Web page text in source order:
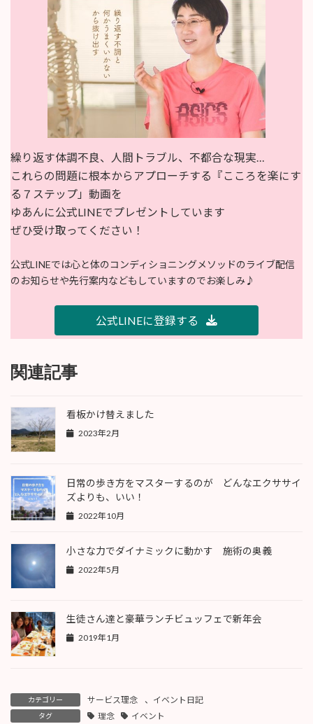
繰り返す体調不良、人間トラブル、不都合な現実…
これらの問題に根本からアプローチする『こころを楽にす
る７ステップ」動画を
ゆあんに公式LINEでプレゼントしています
ぜひ受け取ってください！
公式LINEでは心と体のコンディショニングメソッドのライブ配信
のお知らせや先行案内などもしていますのでお楽しみ♪
公式LINEに登録する
関連記事
看板かけ替えました
2023年2月
日常の歩き方をマスターするのが どんなエクササイ
ズよりも、いい！
2022年10月
小さな力でダイナミックに動かす 施術の奥義
2022年5月
生徒さん達と豪華ランチビュッフェで新年会
2019年1月
カテゴリー サービス理念 、 イベント日記
タグ 理念 イベント